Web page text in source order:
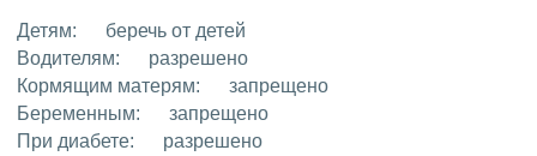
Детям:
беречь от детей
Водителям:
разрешено
Кормящим матерям:
запрещено
Беременным:
запрещено
При диабете:
разрешено